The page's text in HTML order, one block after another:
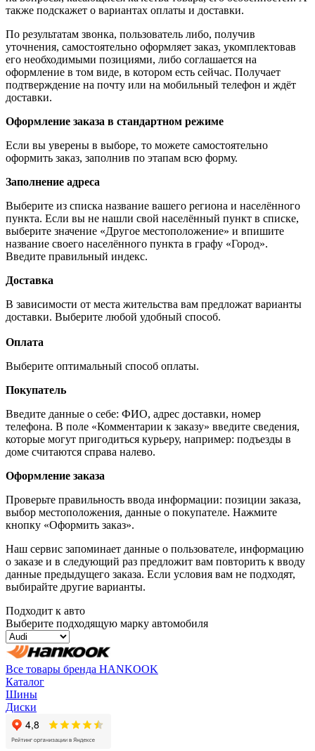
также подскажет о вариантах оплаты и доставки.
По результатам звонка, пользователь либо, получив
уточнения, самостоятельно оформляет заказ, укомплектовав
его необходимыми позициями, либо соглашается на
оформление в том виде, в котором есть сейчас. Получает
подтверждение на почту или на мобильный телефон и ждёт
доставки.
Оформление заказа в стандартном режиме
Если вы уверены в выборе, то можете самостоятельно
оформить заказ, заполнив по этапам всю форму.
Заполнение адреса
Выберите из списка название вашего региона и населённого
пункта. Если вы не нашли свой населённый пункт в списке,
выберите значение «Другое местоположение» и впишите
название своего населённого пункта в графу «Город».
Введите правильный индекс.
Доставка
В зависимости от места жительства вам предложат варианты
доставки. Выберите любой удобный способ.
Оплата
Выберите оптимальный способ оплаты.
Покупатель
Введите данные о себе: ФИО, адрес доставки, номер
телефона. В поле «Комментарии к заказу» введите сведения,
которые могут пригодиться курьеру, например: подъезды в
доме считаются справа налево.
Оформление заказа
Проверьте правильность ввода информации: позиции заказа,
выбор местоположения, данные о покупателе. Нажмите
кнопку «Оформить заказ».
Наш сервис запоминает данные о пользователе, информацию
о заказе и в следующий раз предложит вам повторить к вводу
данные предыдущего заказа. Если условия вам не подходят,
выбирайте другие варианты.
Подходит к авто
Выберите подходящую марку автомобиля
Все товары бренда HANKOOK
Каталог
Шины
Диски